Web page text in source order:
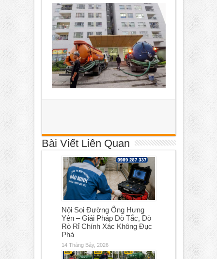
Bài Viết Liên Quan
Nội Soi Đường Ống Hưng
Yên – Giải Pháp Dò Tắc, Dò
Rò Rỉ Chính Xác Không Đục
Phá
14 Tháng Bảy, 2026